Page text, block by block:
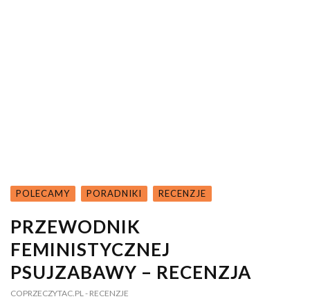
POLECAMY PORADNIKI RECENZJE
PRZEWODNIK
FEMINISTYCZNEJ
PSUJZABAWY – RECENZJA
COPRZECZYTAC.PL - RECENZJE